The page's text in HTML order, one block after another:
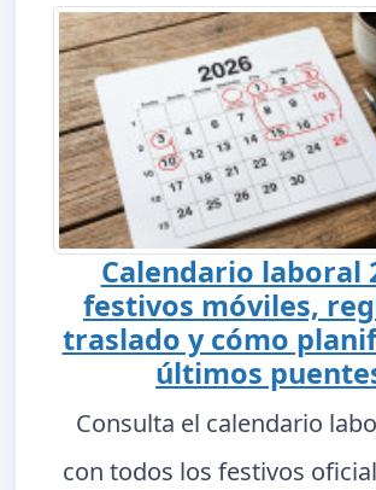
Calendario laboral
festivos móviles,
traslado y cómo
últimos
Consulta el calendario
con todos los festivos